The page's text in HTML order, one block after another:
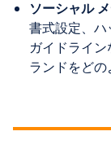
ソーシャル
書式設定、
ガイドライ
ランドをどの